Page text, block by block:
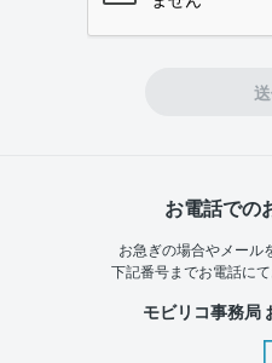
お電話での
お急ぎの場合やメール
下記番号までお電話に
モビリコ事務局